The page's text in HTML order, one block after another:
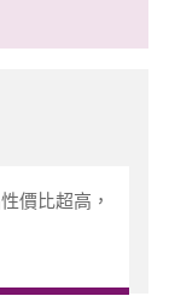
價比超高，